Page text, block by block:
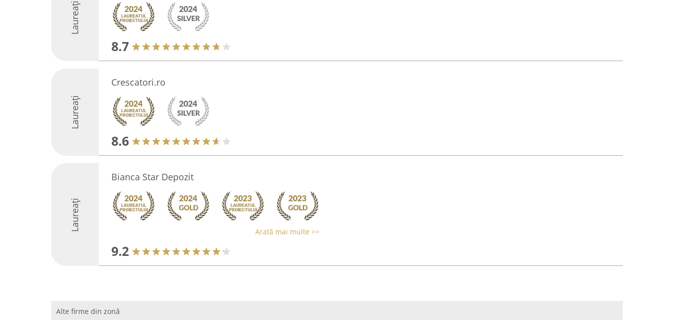
Laureați
8.7
Laureați
Crescatori.ro
8.6
Laureați
Bianca Star Depozit
Arată mai multe >>
9.2
Alte firme din zonă